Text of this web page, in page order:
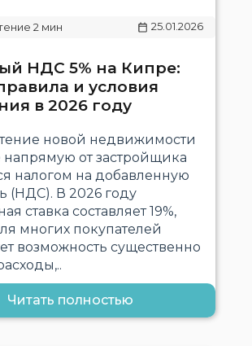
25.01.2026
НДС 5% на Кипре:
и условия
в 2026 году
новой недвижимости
от застройщика
налогом на добавленную
(НДС). В 2026 году
ставка составляет 19%,
многих покупателей
возможность существенно
Читать полностью